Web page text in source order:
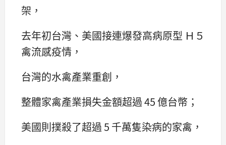
架，
去年初台灣、美國接連爆發高病原型 Ｈ５
禽流感疫情，
台灣的水禽產業重創，
整體家禽產業損失金額超過 45 億台幣；
美國則撲殺了超過 5 千萬隻染病的家禽，